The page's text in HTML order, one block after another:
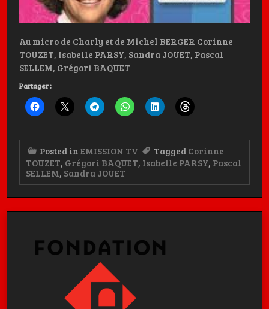
Au micro de Charly et de Michel BERGER Corinne
TOUZET, Isabelle PARSY, Sandra JOUET, Pascal
SELLEM, Grégori BAQUET
Partager :
Posted in EMISSION TV Tagged Corinne
TOUZET, Grégori BAQUET, Isabelle PARSY, Pascal
SELLEM, Sandra JOUET